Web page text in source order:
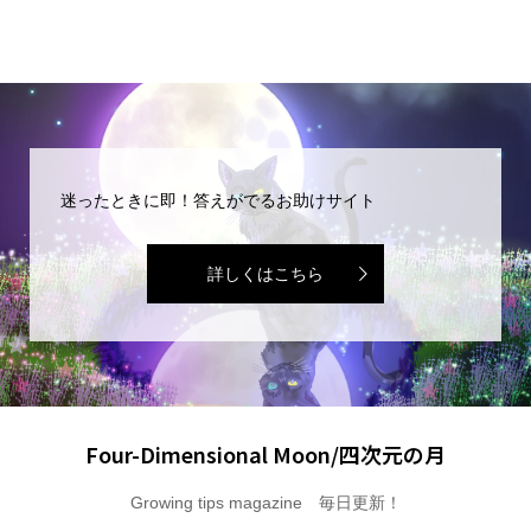
迷ったときに即！答えがでるお助けサイト
詳しくはこちら
Four-Dimensional Moon/四次元の月
Growing tips magazine 毎日更新！